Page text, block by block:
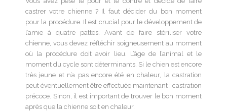
castrer votre chienne ? Il faut décider du bon moment
pour la procédure. Il est crucial pour le développement de
l’amie à quatre pattes. Avant de faire stériliser votre
chienne, vous devez réfléchir soigneusement au moment
où la procédure doit avoir lieu. L’âge de l’animal et le
moment du cycle sont déterminants. Si le chien est encore
très jeune et n’a pas encore été en chaleur, la castration
peut éventuellement être effectuée maintenant : castration
précoce. Sinon, il est important de trouver le bon moment
après que la chienne soit en chaleur.